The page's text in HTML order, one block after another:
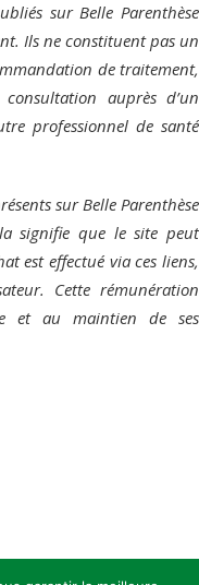
sur Belle Parenthèse
Ils ne constituent pas un
de traitement,
auprès d’un
professionnel de santé
sur Belle Parenthèse
signifie que le site peut
est effectué via ces liens,
Cette rémunération
et au maintien de ses